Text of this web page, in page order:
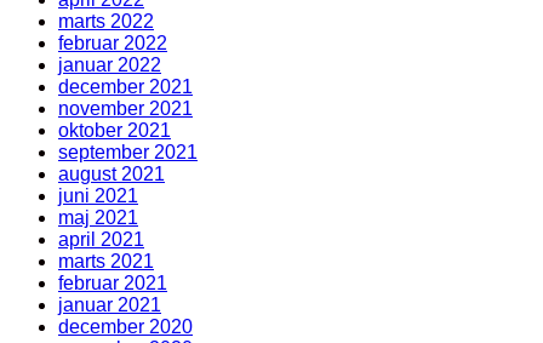
marts 2022
februar 2022
januar 2022
december 2021
november 2021
oktober 2021
september 2021
august 2021
juni 2021
maj 2021
april 2021
marts 2021
februar 2021
januar 2021
december 2020